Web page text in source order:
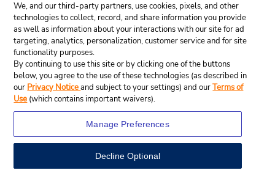
We, and our third-party partners, use cookies, pixels, and other
technologies to collect, record, and share information you provide
as well as information about your interactions with our site for ad
targeting, analytics, personalization, customer service and for site
functionality purposes.
By continuing to use this site or by clicking one of the buttons
below, you agree to the use of these technologies (as described in
our Privacy Noticeand subject to your settings) and ourTerms of
Use (which contains important waivers).
Manage Preferences
Decline Optional